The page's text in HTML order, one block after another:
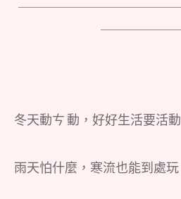
冬天動ㄘ 動，好好生活要活動
雨天怕什麼，寒流也能到處玩